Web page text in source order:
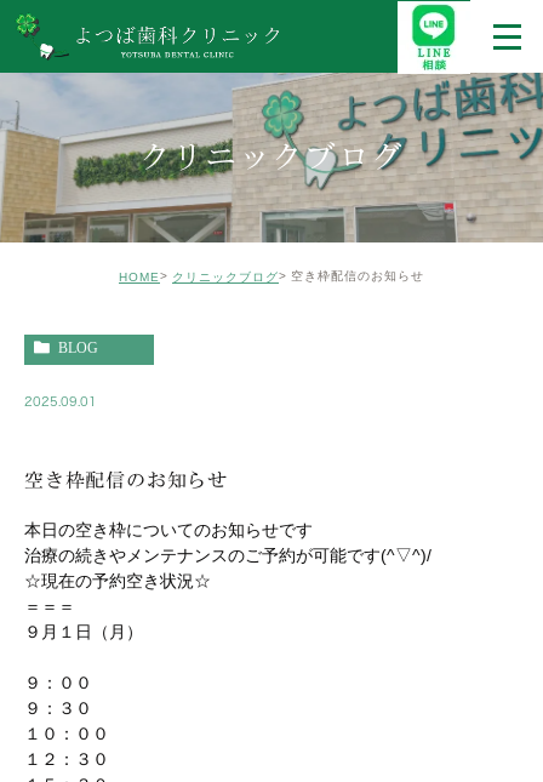
クリニックブログ
HOME クリニックブログ 空き枠配信のお知らせ
BLOG
2025.09.01
空き枠配信のお知らせ
本日の空き枠についてのお知らせです
治療の続きやメンテナンスのご予約が可能です(^▽^)/
☆現在の予約空き状況☆
＝＝＝
９月１日（月）
９：００
９：３０
１０：００
１２：３０